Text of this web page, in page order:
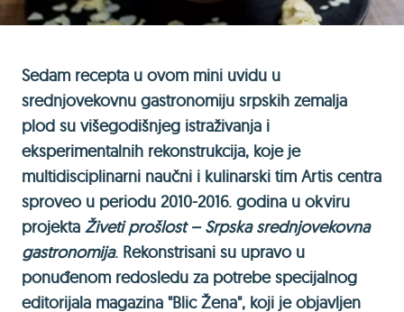
Sedam recepta u ovom mini uvidu u
srednjovekovnu gastronomiju srpskih zemalja
plod su višegodišnjeg istraživanja i
eksperimentalnih rekonstrukcija, koje je
multidisciplinarni naučni i kulinarski tim Artis centra
sproveo u periodu 2010-2016. godina u okviru
projekta Živeti prošlost – Srpska srednjovekovna
gastronomija. Rekonstrisani su upravo u
ponuđenom redosledu za potrebe specijalnog
editorijala magazina "Blic Žena", koji je objavljen